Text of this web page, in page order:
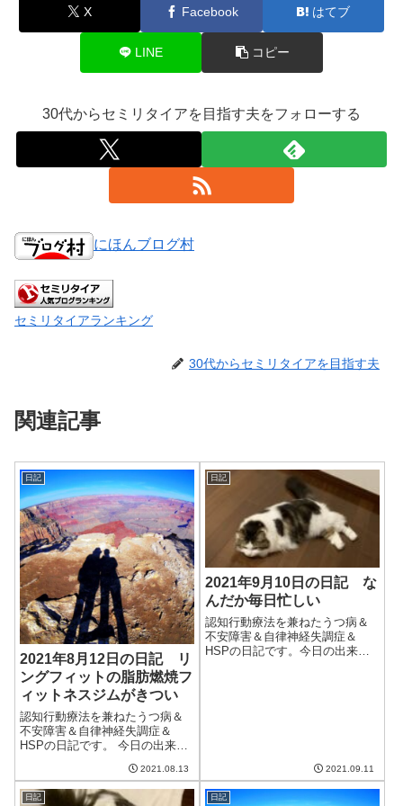
X Facebook はてブ
LINE コピー
30代からセミリタイアを目指す夫をフォローする
にほんブログ村
セミリタイアランキング
30代からセミリタイアを目指す夫
関連記事
日記
2021年8月12日の日記 リ
ングフィットの脂肪燃焼フ
ィットネスジムがきつい
認知行動療法を兼ねたうつ病＆
不安障害＆自律神経失調症＆
HSPの日記です。 今日の出来事
久しぶりの雨で、気温が上がら
なかった。夏とはいえ、たまに
はこういう日があっても。で
2021.08.13
日記
2021年9月10日の日記 な
んだか毎日忙しい
認知行動療法を兼ねたうつ病＆
不安障害＆自律神経失調症＆
HSPの日記です。今日の出来事
2021.09.11
日記 日記